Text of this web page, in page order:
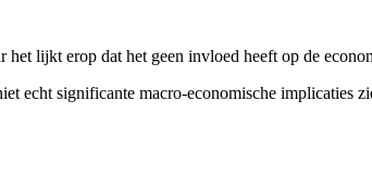
lijkt erop dat het geen invloed heeft op de
echt significante macro-economische implicaties